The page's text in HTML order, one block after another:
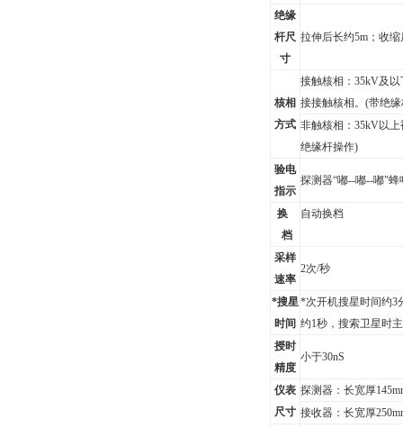
绝缘
杆尺
寸
拉伸后长约5m；收
核相
方式
接触核相：35kV及
接接触核相。(带绝
非触核相：35kV以
绝缘杆操作)
验电
指示
探测器“嘟--嘟--嘟"蜂
换
档
自动换档
采样
速率
2次/秒
*搜星
时间
*次开机搜星时间约3
约1秒，搜索卫星时
授时
精度
小于30nS
仪表
尺寸
探测器：长宽厚
接收器：长宽厚